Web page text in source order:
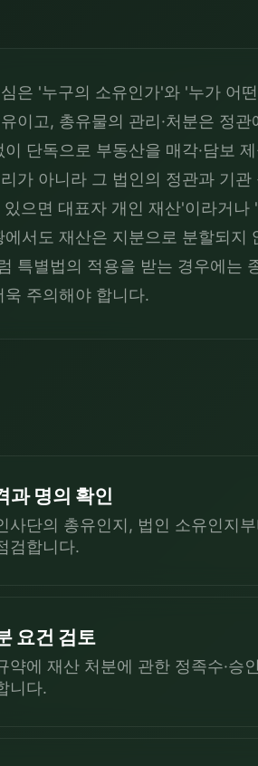
은 '누구의 소유인가'와 '누가 어
이고, 총유물의 관리·처분은 정
단독으로 부동산을 매각·담보
가 아니라 그 법인의 정관과 기
으면 대표자 개인 재산'이라거
서도 재산은 지분으로 분할되
특별법의 적용을 받는 경우에는
주의해야 합니다.
과 명의 확인
사단의 총유인지, 법인 소유인지
검합니다.
요건 검토
약에 재산 처분에 관한 정족수·
니다.